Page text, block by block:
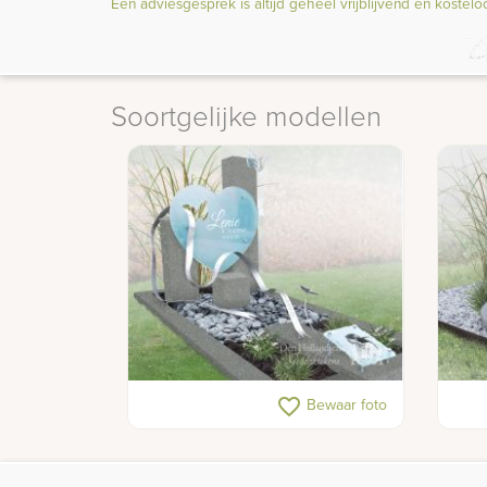
Soortgelijke modellen
Glazen hart in kindermonument
favorite_border Bewaar foto